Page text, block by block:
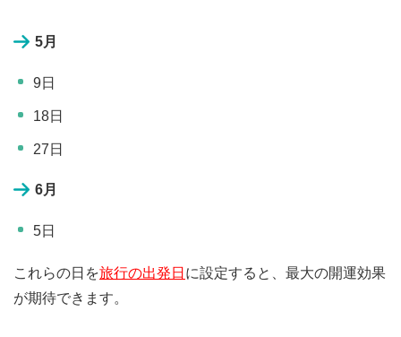
5月
9日
18日
27日
6月
5日
これらの日を旅行の出発日 に設定すると、最大の開運効果
が期待できます。